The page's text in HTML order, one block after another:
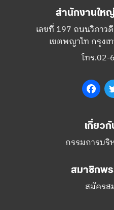
โทร
กรรมการบริ
สมาชิกพร
สมัคร